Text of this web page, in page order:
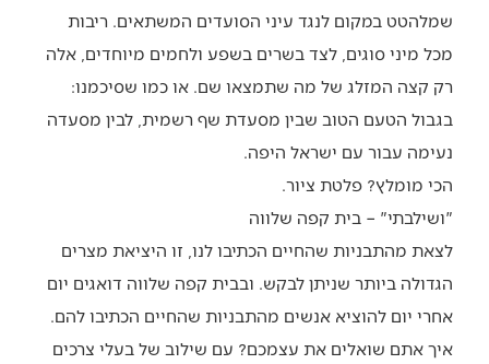
שמלהטט במקום לנגד עיני הסועדים המשתאים. ריבות
מכל מיני סוגים, לצד בשרים בשפע ולחמים מיוחדים, אלה
רק קצה המזלג של מה שתמצאו שם. או כמו שסיכמנו:
בגבול הטעם הטוב שבין מסעדת שף רשמית, לבין מסעדה
נעימה עבור עם ישראל היפה.
הכי מומלץ? פלטת ציור.
"ושילבתי" – בית קפה שלווה
לצאת מהתבניות שהחיים הכתיבו לנו, זו היציאת מצרים
הגדולה ביותר שניתן לבקש. ובבית קפה שלווה דואגים יום
אחרי יום להוציא אנשים מהתבניות שהחיים הכתיבו להם.
איך אתם שואלים את עצמכם? עם שילוב של בעלי צרכים